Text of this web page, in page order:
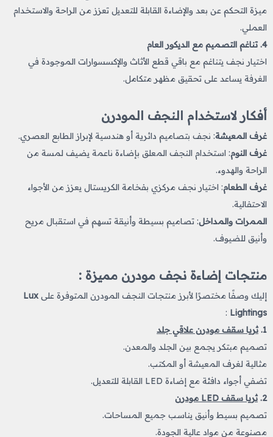
ميزة التحكم عن بعد والإضاءة القابلة للتعديل تعزز من الراحة والاستخدام
العملي.
4. تناغم التصميم مع الديكور العام
اختيار نجف يتناغم مع باقي قطع الأثاث والإكسسوارات الموجودة في
الغرفة يساعد على تحقيق مظهر متكامل.
أفكار لاستخدام النجف المودرن
غرف المعيشة: نجف بتصاميم دائرية أو هندسية لإبراز الطابع العصري.
غرف النوم: استخدام النجف المعلق بإضاءة ناعمة يضيف لمسة من
الراحة والهدوء.
غرف الطعام: اختيار نجف مركزي بفخامة الكريستال يعزز من الأجواء
الاحتفالية.
الممرات والمداخل: تصاميم بسيطة وأنيقة تسهم في استقبال مريح
وأنيق للضيوف.
منتجات إضاءة نجف مودرن مميزة :
إليك وصفًا مختصرًا لأبرز منتجات النجف المودرن المتوفرة علىLux
Lightings
:
1. ثريا سقف مودرن علاقي جلد
تصميم مبتكر يجمع بين الجلد والمعدن.
مثالية لغرف المعيشة أو المكتب.
تضفي أجواء دافئة مع إضاءة LED القابلة للتعديل.
2. ثريا سقف LED مودرن
تصميم بسيط وأنيق يناسب جميع المساحات.
مصنوعة من مواد عالية الجودة.